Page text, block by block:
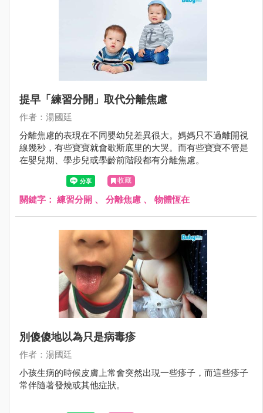
提早「練習分開」取代分離焦慮
作者：湯國廷
分離焦慮的表現在不同嬰幼兒差異很大。媽媽只不過離開視
線幾秒，有些寶寶就會歇斯底里的大哭。而有些寶寶不管是
在嬰兒期、學步兒或學齡前階段都有分離焦慮。
收藏
關鍵字： 練習分開 、 分離焦慮 、 物體恆在
別傻傻地以為只是病毒疹
作者：湯國廷
小孩生病的時候皮膚上常會突然出現一些疹子，而這些疹子
常伴隨著發燒或其他症狀。